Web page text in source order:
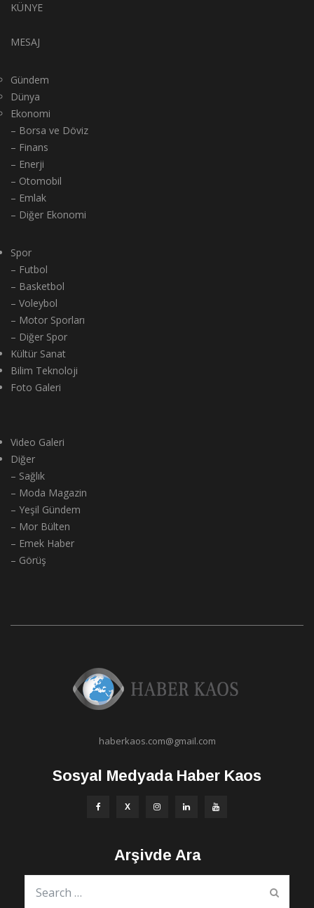
KÜNYE
MESAJ
Gündem
Dünya
Ekonomi
– Borsa ve Döviz
– Finans
– Enerji
– Otomobil
– Emlak
– Diğer Ekonomi
Spor
– Futbol
– Basketbol
– Voleybol
– Motor Sporları
– Diğer Spor
Kültür Sanat
Bilim Teknoloji
Foto Galeri
Video Galeri
Diğer
– Sağlık
– Moda Magazin
– Yeşil Gündem
– Mor Bülten
– Emek Haber
– Görüş
haberkaos.com@gmail.com
Sosyal Medyada Haber Kaos
Arşivde Ara